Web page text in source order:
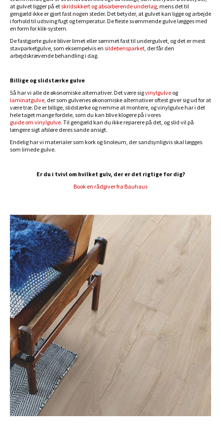
at gulvet ligger på et skridsikkert og absorberende underlag , mens det til
gengæld ikke er gjort fast nogen steder. Det betyder, at gulvet kan ligge og arbejde
i forhold til udsving fugt og temperatur. De fleste svømmende gulve lægges med
en form for klik-system.
De fastgjorte gulve bliver limet eller sømmet fast til undergulvet, og det er mest
stavparketgulve, som eksempelvis en sildebensparket , der får den
arbejdskrævende behandling i dag.
Billige og slidstærke gulve
Så har vi alle de økonomiske alternativer. Det være sigvinylgulve og
laminatgulve , der som gulvenes økonomiske alternativer oftest giver sig ud for at
være træ. De er billige, slidstærke og nemme at montere, og vinylgulve har i det
hele taget mange fordele, som du kan blive klogere på i vores
guide om vinylgulve. Til gengæld kan du ikke reparere på det, og slid vil på
længere sigt afsløre deres sande ansigt.
Endelig har vi materialer som kork og linoleum, der sandsynligvis skal lægges
som limede gulve.
Er du i tvivl om hvilket gulv, der er det rigtige for dig?
Book en rådgiver fra Bauhaus